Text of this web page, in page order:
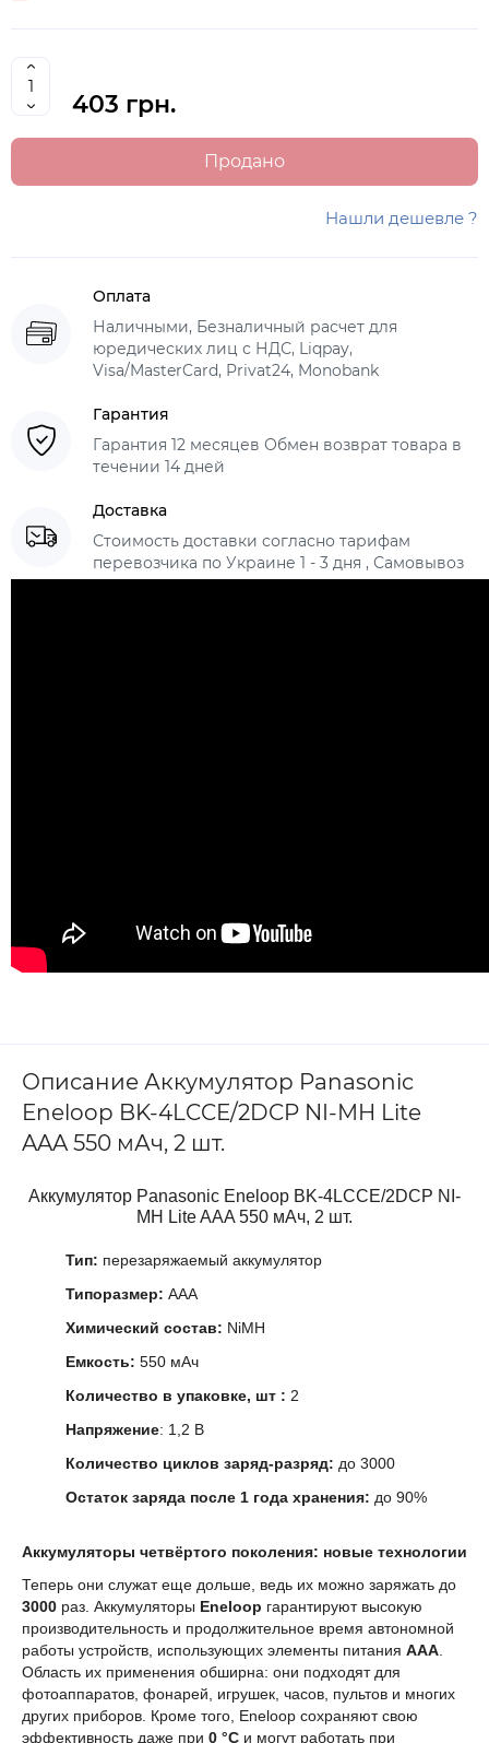
403 грн.
Продано
Нашли дешевле ?
Оплата
Наличными, Безналичный расчет для
юредических лиц с НДС, Liqpay,
Visa/MasterCard, Privat24, Monobank
Гарантия
Гарантия 12 месяцев Обмен возврат товара в
течении 14 дней
Доставка
Стоимость доставки согласно тарифам
перевозчика по Украине 1 - 3 дня , Самовывоз
Описание Аккумулятор Panasonic
Eneloop BK-4LCCE/2DCP NI-MH Lite
AAA 550 мАч, 2 шт.
Аккумулятор Panasonic Eneloop BK-4LCCE/2DCP NI-
MH Lite AAA 550 мАч, 2 шт.
Тип: перезаряжаемый аккумулятор
Типоразмер: AAA
Химический состав: NiMH
Емкость: 550 мАч
Количество в упаковке, шт : 2
Напряжение: 1,2 В
Количество циклов заряд-разряд: до 3000
Остаток заряда после 1 года хранения: до 90%
Аккумуляторы четвёртого поколения: новые технологии
Теперь они служат еще дольше, ведь их можно заряжать до
3000 раз. Аккумуляторы Eneloop гарантируют высокую
производительность и продолжительное время автономной
работы устройств, использующих элементы питания AAA
Область их применения обширна: они подходят для
фотоаппаратов, фонарей, игрушек, часов, пультов и многих
других приборов. Кроме того, Eneloop сохраняют свою
эффективность даже при 0 °C и могут работать при